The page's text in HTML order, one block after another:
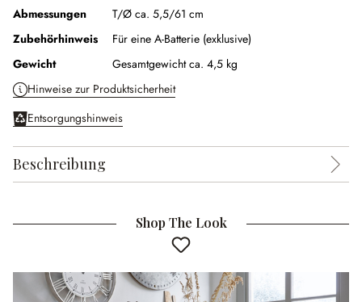
Abmessungen
T/Ø ca. 5,5/61 cm
Zubehörhinweis
Für eine A-Batterie (exklusive)
Gewicht
Gesamtgewicht ca. 4,5 kg
Hinweise zur Produktsicherheit
Entsorgungshinweis
Beschreibung
Shop The Look